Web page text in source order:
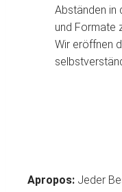
Abständen in
und Formate
Wir eröffnen
Apropos: Jeder